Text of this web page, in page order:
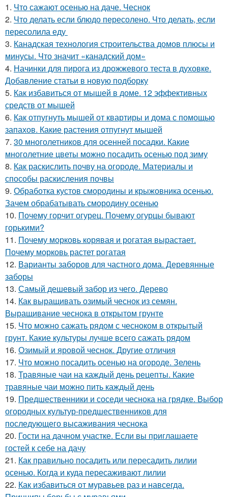
1. Что сажают осенью на даче. Чеснок
2. Что делать если блюдо пересолено. Что делать, если
пересолила еду
3. Канадская технология строительства домов плюсы и
минусы. Что значит «канадский дом»
4. Начинки для пирога из дрожжевого теста в духовке.
Добавление статьи в новую подборку
5. Как избавиться от мышей в доме. 12 эффективных
средств от мышей
6. Как отпугнуть мышей от квартиры и дома с помощью
запахов. Какие растения отпугнут мышей
7. 30 многолетников для осенней посадки. Какие
многолетние цветы можно посадить осенью под зиму
8. Как раскислить почву на огороде. Материалы и
способы раскисления почвы
9. Обработка кустов смородины и крыжовника осенью.
Зачем обрабатывать смородину осенью
10. Почему горчит огурец. Почему огурцы бывают
горькими?
11. Почему морковь корявая и рогатая вырастает.
Почему морковь растет рогатая
12. Варианты заборов для частного дома. Деревянные
заборы
13. Самый дешевый забор из чего. Дерево
14. Как выращивать озимый чеснок из семян.
Выращивание чеснока в открытом грунте
15. Что можно сажать рядом с чесноком в открытый
грунт. Какие культуры лучше всего сажать рядом
16. Озимый и яровой чеснок. Другие отличия
17. Что можно посадить осенью на огороде. Зелень
18. Травяные чаи на каждый день рецепты. Какие
травяные чаи можно пить каждый день
19. Предшественники и соседи чеснока на грядке. Выбор
огородных культур-предшественников для
последующего высаживания чеснока
20. Гости на дачном участке. Если вы приглашаете
гостей к себе на дачу
21. Как правильно посадить или пересадить лилии
осенью. Когда и куда пересаживают лилии
22. Как избавиться от муравьев раз и навсегда.